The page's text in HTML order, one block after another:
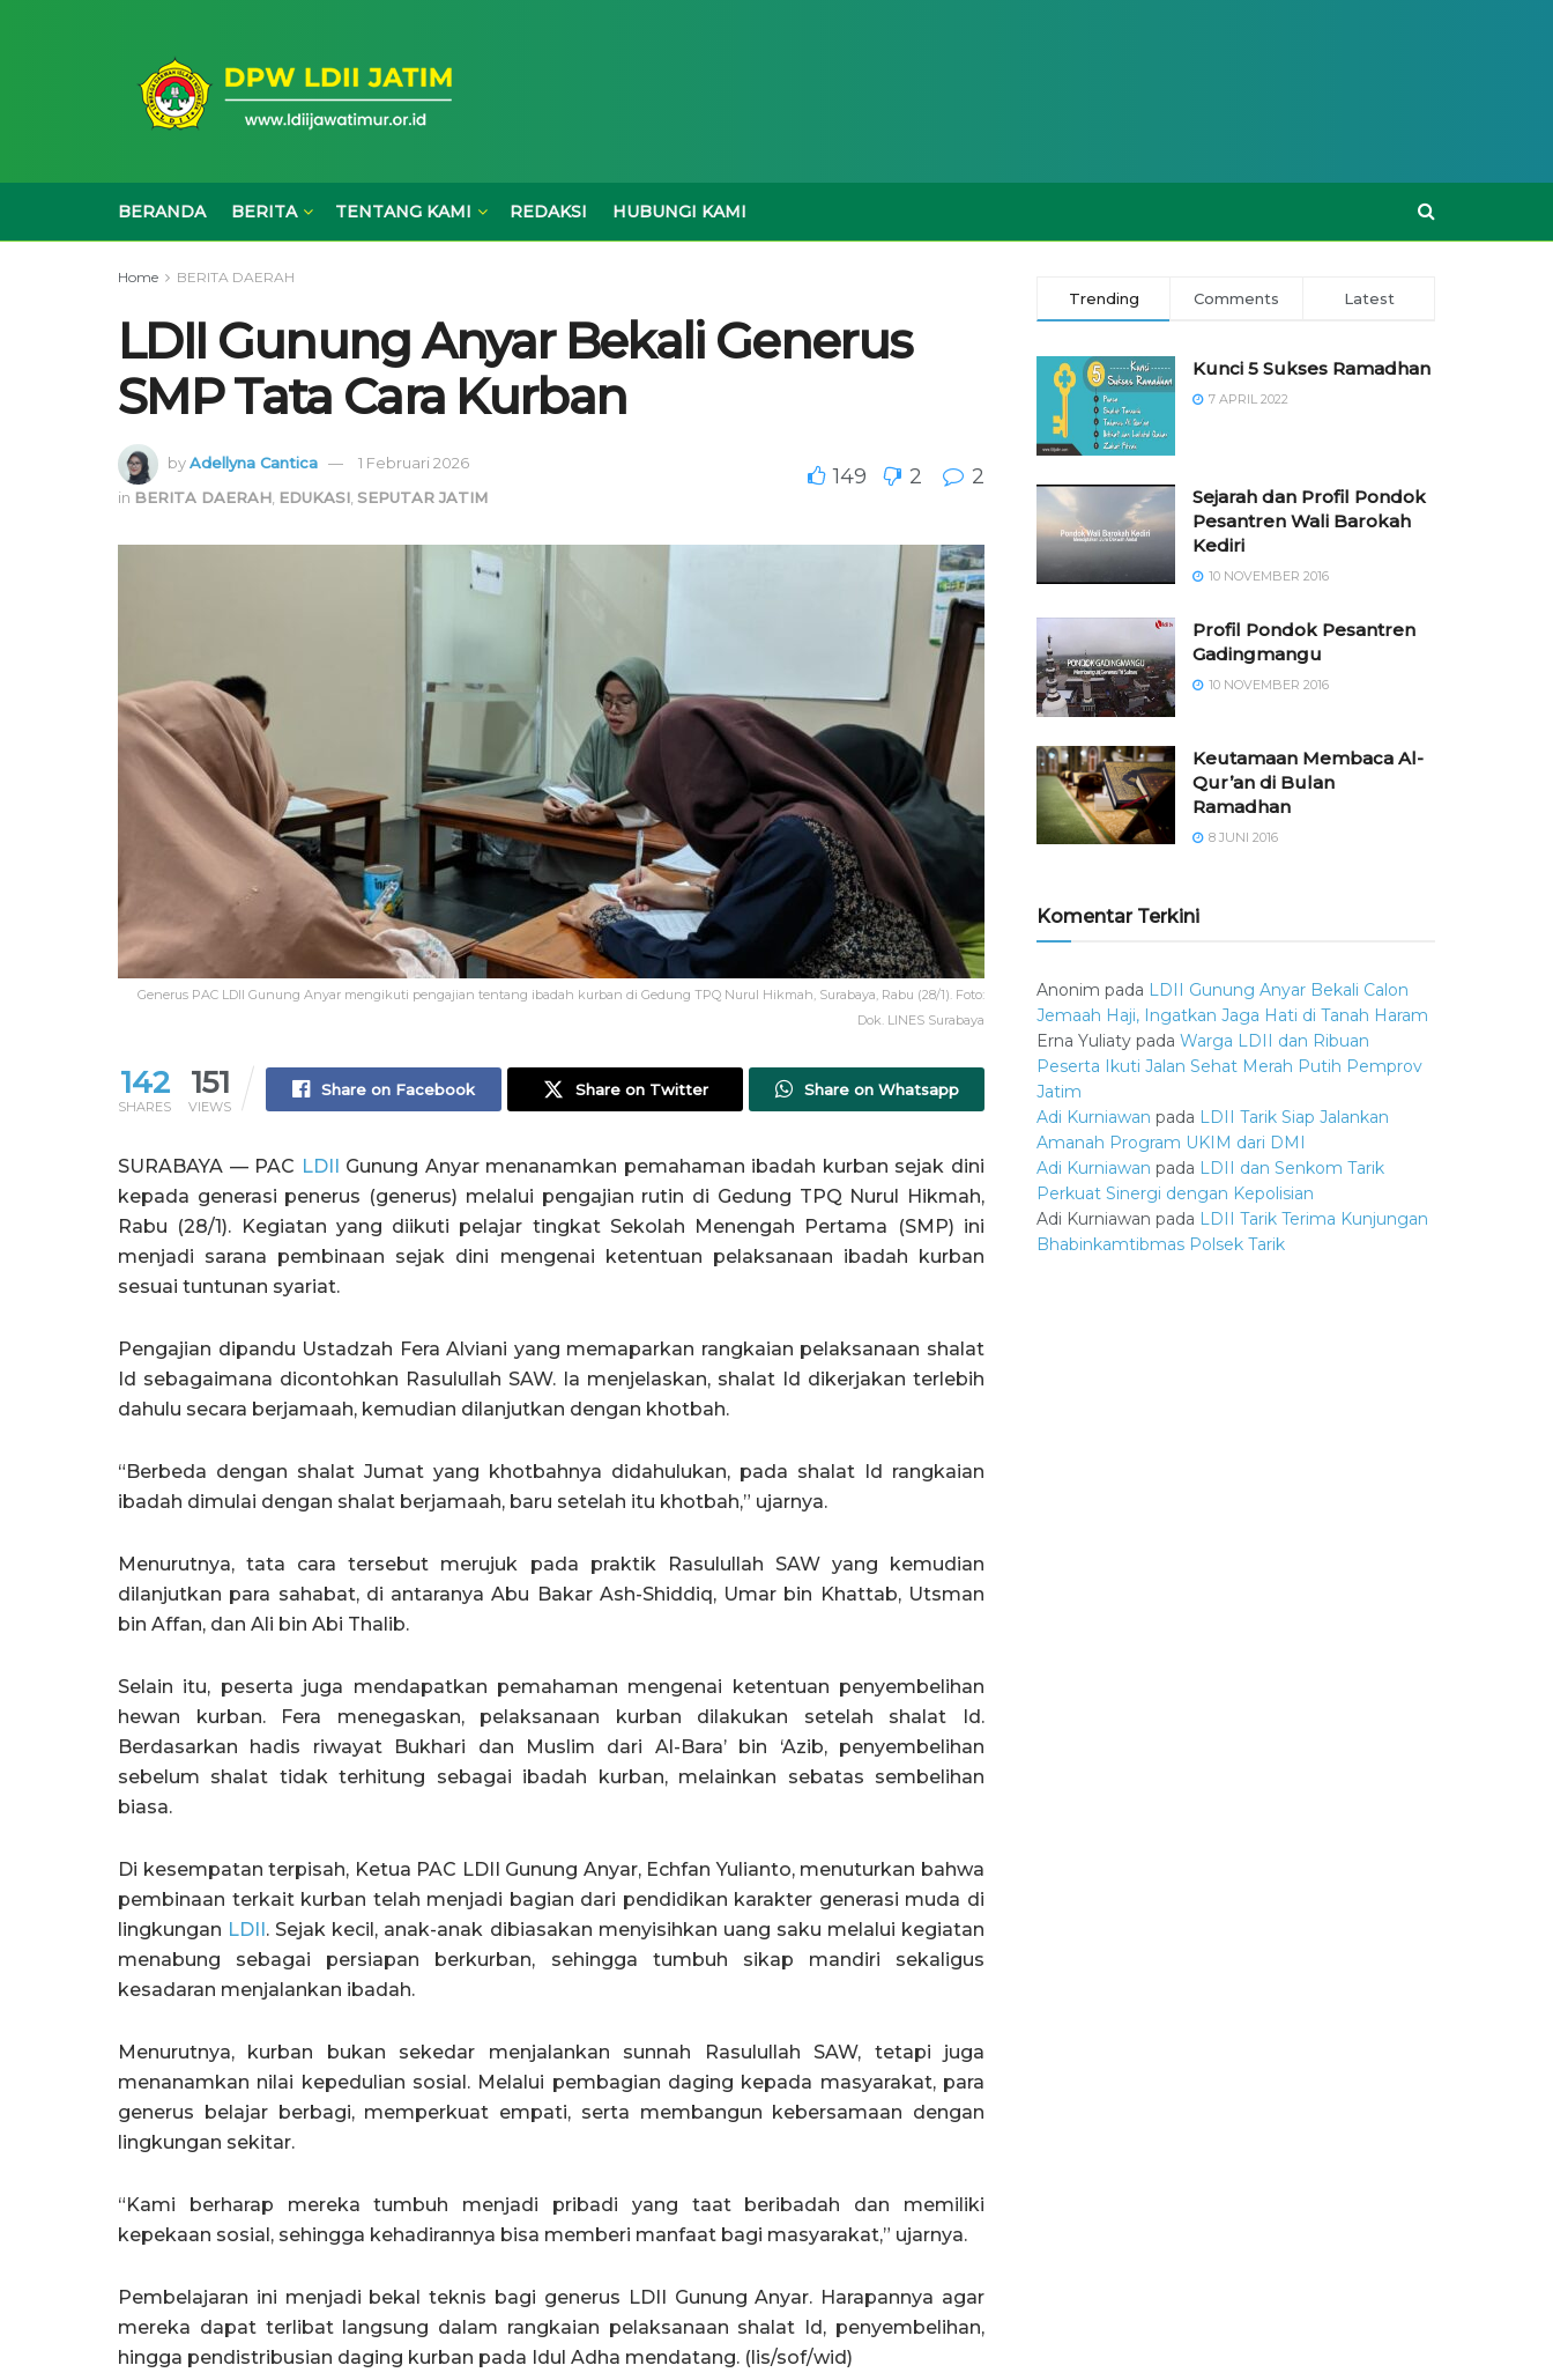
BERANDA BERITA TENTANG KAMI REDAKSI HUBUNGI KAMI
Home BERITA DAERAH
LDII Gunung Anyar Bekali Generus
SMP Tata Cara Kurban
byAdellyna Cantica
1 Februari 2026
in BERITA DAERAH EDUKASI SEPUTAR JATIM
149 2 2
Generus PAC LDII Gunung Anyar mengikuti pengajian tentang ibadah kurban di Gedung TPQ Nurul Hikmah, Surabaya, Rabu (28/1). Foto:
Dok. LINES Surabaya
142
SHARES
151
VIEWS
Share on Facebook Share on Twitter Share on Whatsapp
SURABAYA — PAC LDII Gunung Anyar menanamkan pemahaman ibadah kurban sejak dini
kepada generasi penerus (generus) melalui pengajian rutin di Gedung TPQ Nurul Hikmah,
Rabu (28/1). Kegiatan yang diikuti pelajar tingkat Sekolah Menengah Pertama (SMP) ini
menjadi sarana pembinaan sejak dini mengenai ketentuan pelaksanaan ibadah kurban
sesuai tuntunan syariat.
Pengajian dipandu Ustadzah Fera Alviani yang memaparkan rangkaian pelaksanaan shalat
Id sebagaimana dicontohkan Rasulullah SAW. Ia menjelaskan, shalat Id dikerjakan terlebih
dahulu secara berjamaah, kemudian dilanjutkan dengan khotbah.
“Berbeda dengan shalat Jumat yang khotbahnya didahulukan, pada shalat Id rangkaian
ibadah dimulai dengan shalat berjamaah, baru setelah itu khotbah,” ujarnya.
Menurutnya, tata cara tersebut merujuk pada praktik Rasulullah SAW yang kemudian
dilanjutkan para sahabat, di antaranya Abu Bakar Ash-Shiddiq, Umar bin Khattab, Utsman
bin Affan, dan Ali bin Abi Thalib.
Selain itu, peserta juga mendapatkan pemahaman mengenai ketentuan penyembelihan
hewan kurban. Fera menegaskan, pelaksanaan kurban dilakukan setelah shalat Id.
Berdasarkan hadis riwayat Bukhari dan Muslim dari Al-Bara’ bin ‘Azib, penyembelihan
sebelum shalat tidak terhitung sebagai ibadah kurban, melainkan sebatas sembelihan
biasa.
Di kesempatan terpisah, Ketua PAC LDII Gunung Anyar, Echfan Yulianto, menuturkan bahwa
pembinaan terkait kurban telah menjadi bagian dari pendidikan karakter generasi muda di
lingkungan LDII. Sejak kecil, anak-anak dibiasakan menyisihkan uang saku melalui kegiatan
menabung sebagai persiapan berkurban, sehingga tumbuh sikap mandiri sekaligus
kesadaran menjalankan ibadah.
Menurutnya, kurban bukan sekedar menjalankan sunnah Rasulullah SAW, tetapi juga
menanamkan nilai kepedulian sosial. Melalui pembagian daging kepada masyarakat, para
generus belajar berbagi, memperkuat empati, serta membangun kebersamaan dengan
lingkungan sekitar.
“Kami berharap mereka tumbuh menjadi pribadi yang taat beribadah dan memiliki
kepekaan sosial, sehingga kehadirannya bisa memberi manfaat bagi masyarakat,” ujarnya.
Pembelajaran ini menjadi bekal teknis bagi generus LDII Gunung Anyar. Harapannya agar
mereka dapat terlibat langsung dalam rangkaian pelaksanaan shalat Id, penyembelihan,
hingga pendistribusian daging kurban pada Idul Adha mendatang. (lis/sof/wid)
Trending Comments Latest
Kunci 5 Sukses Ramadhan
7 APRIL 2022
Sejarah dan Profil Pondok
Pesantren Wali Barokah
Kediri
10 NOVEMBER 2016
⁠⁠⁠Profil Pondok Pesantren
Gadingmangu
10 NOVEMBER 2016
Keutamaan Membaca Al-
Qur’an di Bulan
Ramadhan
8 JUNI 2016
Komentar Terkini
Anonim pada LDII Gunung Anyar Bekali Calon
Jemaah Haji, Ingatkan Jaga Hati di Tanah Haram
Erna Yuliaty pada Warga LDII dan Ribuan
Peserta Ikuti Jalan Sehat Merah Putih Pemprov
Jatim
Adi Kurniawan pada LDII Tarik Siap Jalankan
Amanah Program UKIM dari DMI
Adi Kurniawan pada LDII dan Senkom Tarik
Perkuat Sinergi dengan Kepolisian
Adi Kurniawan pada LDII Tarik Terima Kunjungan
Bhabinkamtibmas Polsek Tarik